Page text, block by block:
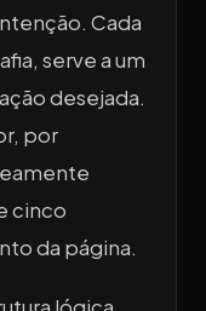
Cada
serve a um
desejada.
por
cinco
da página.